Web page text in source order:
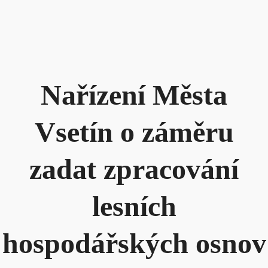
Nařízení Města
Vsetín o záměru
zadat zpracování
lesních
hospodářských osnov